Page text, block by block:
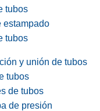
tubos
estampado
tubos
y unión de tubos
tubos
de tubos
de presión